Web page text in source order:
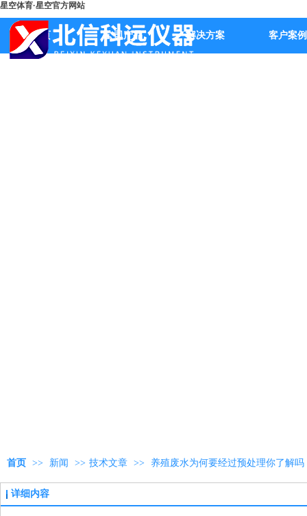
星空体育·星空官方网站
首页 公司产品 解决方案 客户案例
首页 >> 新闻 >> 技术文章 >> 养殖废水为何要经过预处理你了解吗
详细内容